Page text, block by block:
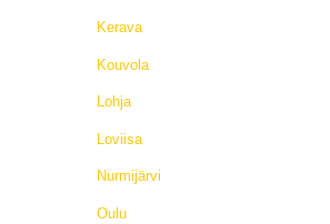
Kerava
Kouvola
Lohja
Loviisa
Nurmijärvi
Oulu